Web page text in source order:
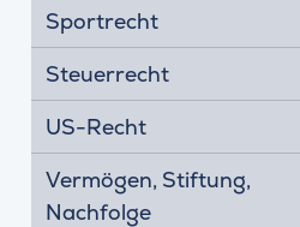
Sportrecht
Steuerrecht
US-Recht
Vermögen, Stiftung,
Nachfolge